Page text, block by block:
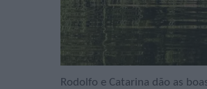
Rodolfo e Catarina dão as